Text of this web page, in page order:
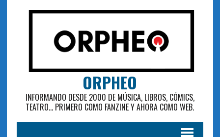
ORPHEO
INFORMANDO DESDE 2000 DE MÚSICA, LIBROS, CÓMICS,
TEATRO... PRIMERO COMO FANZINE Y AHORA COMO WEB.